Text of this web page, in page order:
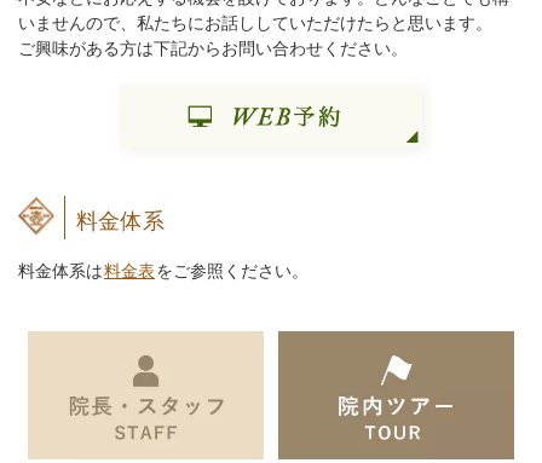
いませんので、私たちにお話ししていただけたらと思います。
ご興味がある方は下記からお問い合わせください。
料金体系
料金体系は料金表をご参照ください。